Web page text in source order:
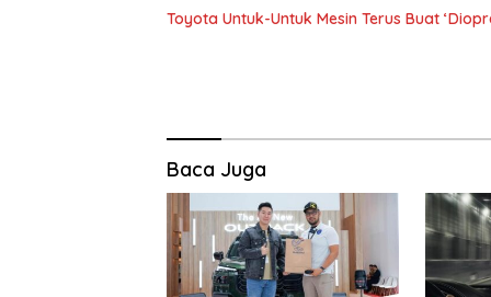
Toyota Untuk-Untuk Mesin Terus Buat
Baca Juga